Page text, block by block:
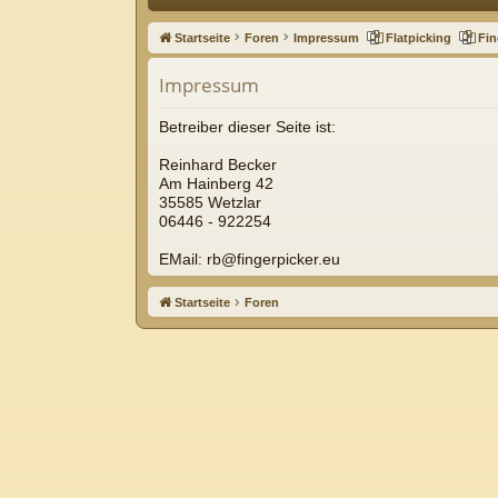
ne
llz
ug
riff
Startseite Foren Impressum Flatpicking
Impressum
Betreiber dieser Seite ist:
Reinhard Becker
Am Hainberg 42
35585 Wetzlar
06446 - 922254
EMail: rb@fingerpicker.eu
Startseite Foren